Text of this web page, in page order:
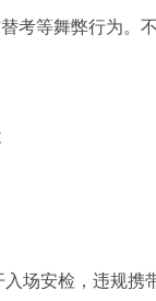
考等舞弊行为。
安检，违规携